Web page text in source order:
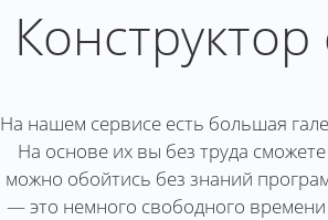
На нашем сервисе есть большая
На основе их вы без труда
можно обойтись без знаний
— это немного свободного